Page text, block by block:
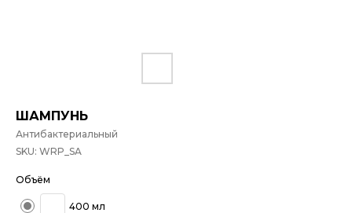
ШАМПУНЬ
Антибактериальный
SKU: WRP_SA
Объём
400 мл